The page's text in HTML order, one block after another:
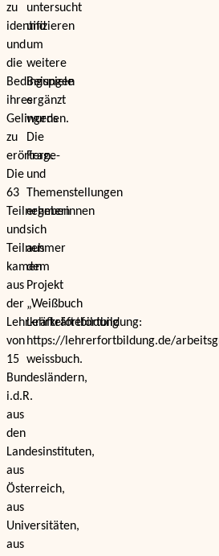
zu
identifizieren
und
die
Bedingungen
ihres
Gelingens
zu
erörtern.
Die
63
Teilnehmerinnen
und
Teilnehmer
kamen
aus
der
Lehrkräftefortbildung
von
15
Bundesländern,
i.d.R.
aus
den
Landesinstituten,
aus
Österreich,
aus
Universitäten,
aus
untersucht
und
um
weitere
Beispiele
ergänzt
wurden.
Die
Frage-
und
Themenstellungen
ergeben
sich
aus
dem
Projekt
„Weißbuch
Lehrkräftefortbildung:
https://lehrerfortbildung.de/
weissbuch.